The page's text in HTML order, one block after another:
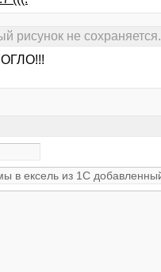
рисунок не сохраняется.